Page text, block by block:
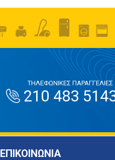
ΤΗΛΕΦΩΝΙΚΕΣ ΠΑΡΑΓΓΕΛΙΕΣ
210 483
ΕΠΙΚΟΙΝΩΝΙΑ